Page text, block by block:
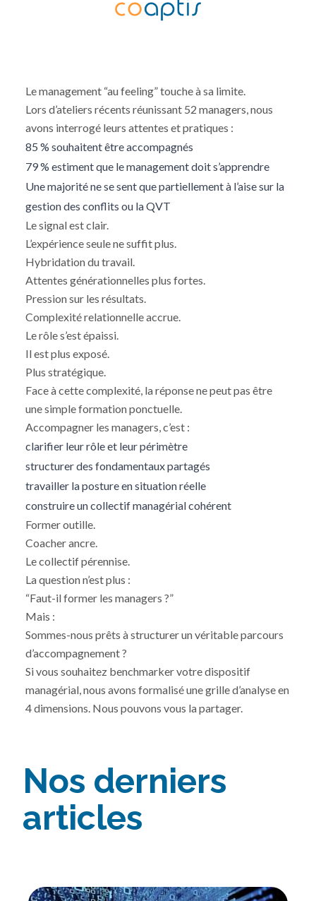
Le management “au feeling” touche à sa limite.
Lors d’ateliers récents réunissant 52 managers, nous
avons interrogé leurs attentes et pratiques :
85 % souhaitent être accompagnés
79 % estiment que le management doit s’apprendre
Une majorité ne se sent que partiellement à l’aise sur la
gestion des conflits ou la QVT
Le signal est clair.
L’expérience seule ne suffit plus.
Hybridation du travail.
Attentes générationnelles plus fortes.
Pression sur les résultats.
Complexité relationnelle accrue.
Le rôle s’est épaissi.
Il est plus exposé.
Plus stratégique.
Face à cette complexité, la réponse ne peut pas être
une simple formation ponctuelle.
Accompagner les managers, c’est :
clarifier leur rôle et leur périmètre
structurer des fondamentaux partagés
travailler la posture en situation réelle
construire un collectif managérial cohérent
Former outille.
Coacher ancre.
Le collectif pérennise.
La question n’est plus :
“Faut-il former les managers ?”
Mais :
Sommes-nous prêts à structurer un véritable parcours
d’accompagnement ?
Si vous souhaitez benchmarker votre dispositif
managérial, nous avons formalisé une grille d’analyse en
4 dimensions. Nous pouvons vous la partager.
Nos derniers
articles